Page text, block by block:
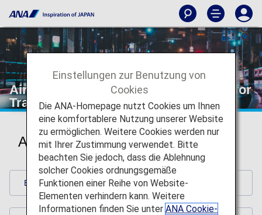
Airport Pick-up Locations [Preparing for
Travel]
Airport Pick-up Locations
Eastern Airport Motors
Einstellungen zur Benutzung von
Cookies
Die ANA-Homepage nutzt Cookies um Ihnen
eine komfortablere Nutzung unserer Website
zu ermöglichen. Weitere Cookies werden nur
mit Ihrer Zustimmung verwendet. Bitte
beachten Sie jedoch, dass die Ablehnung
solcher Cookies ordnungsgemäße
Funktionen einer Reihe von Website-
Elementen verhindern kann. Weitere
Informationen finden Sie unter ANA Cookie-